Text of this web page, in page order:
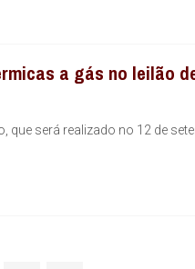
a gás no leilão
que será realizado no 12 de